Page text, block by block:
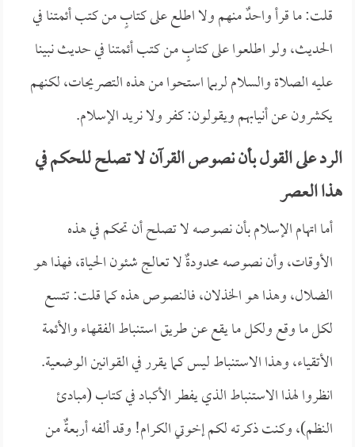
قلت: ما قرأ واحدٌ منهم ولا اطلع على كتابٍ من كتب أئمتنا في
الحديث، ولو اطلعوا على كتابٍ من كتب أئمتنا في حديث نبينا
عليه الصلاة والسلام لربما استحوا من هذه التصريحات، لكنهم
يكشرون عن أنيابهم ويقولون: كفر ولا نريد الإسلام.
الرد على القول بأن نصوص القرآن لا تصلح للحكم في
هذا العصر
أما اتهام الإسلام بأن نصوصه لا تصلح أن تحكم في هذه
الأوقات، وأن نصوصه محدودةٌ لا تعالج شئون الحياة، فهذا هو
الضلال، وهذا هو الخذلان، فالنصوص هذه كما قلت: تتسع
لكل ما وقع ولكل ما يقع عن طريق استنباط الفقهاء والأئمة
الأتقياء، وهذا الاستنباط ليس كما يقرر في القوانين الوضعية.
انظروا لهذا الاستنباط الذي يفطر الأكباد في كتاب (مبادئ
النظم)، وكنت ذكرته لكم إخوتي الكرام! وقد ألفه أربعةٌ من